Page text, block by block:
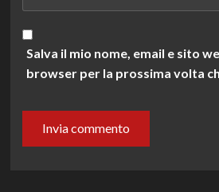
Salva il mio nome, email e sito
browser per la prossima volta